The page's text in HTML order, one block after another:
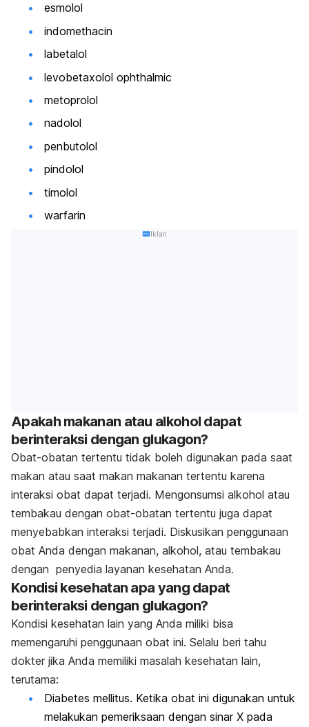
esmolol
indomethacin
labetalol
levobetaxolol ophthalmic
metoprolol
nadolol
penbutolol
pindolol
timolol
warfarin
Iklan
Apakah makanan atau alkohol dapat
berinteraksi dengan glukagon?
Obat-obatan tertentu tidak boleh digunakan pada saat
makan atau saat makan makanan tertentu karena
interaksi obat dapat terjadi. Mengonsumsi alkohol atau
tembakau dengan obat-obatan tertentu juga dapat
menyebabkan interaksi terjadi. Diskusikan penggunaan
obat Anda dengan makanan, alkohol, atau tembakau
dengan penyedia layanan kesehatan Anda.
Kondisi kesehatan apa yang dapat
berinteraksi dengan glukagon?
Kondisi kesehatan lain yang Anda miliki bisa
memengaruhi penggunaan obat ini. Selalu beri tahu
dokter jika Anda memiliki masalah kesehatan lain,
terutama:
Diabetes mellitus. Ketika obat ini digunakan untuk
melakukan pemeriksaan dengan sinar X pada